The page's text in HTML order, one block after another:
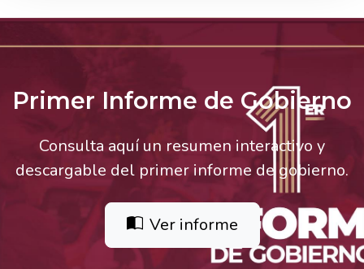
Primer Informe de Gobierno
Consulta aquí un resumen interactivo y
descargable del primer informe de gobierno.
Ver informe